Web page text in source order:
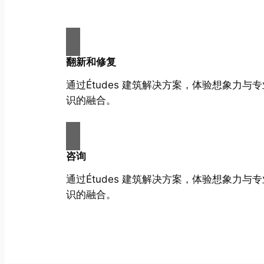
翻新和修复
通过Études 建筑解决方案，体验想象力与
识的融合。
咨询
通过Études 建筑解决方案，体验想象力与
识的融合。